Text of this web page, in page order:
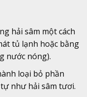
hải sâm một cách
tủ lạnh hoặc bằng
nước nóng).
loại bỏ phần
như hải sâm tươi.